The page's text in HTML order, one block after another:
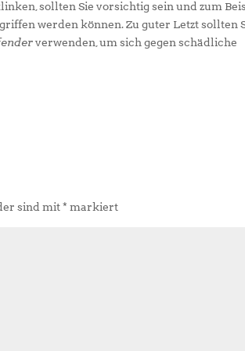
sollten Sie vorsichtig sein und zum
werden können. Zu guter Letzt sollten
verwenden, um sich gegen schädliche
sind mit* markiert